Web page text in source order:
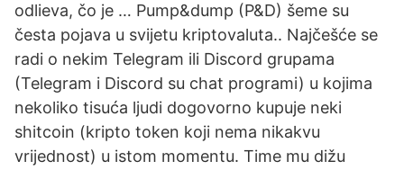
odlieva, čo je … Pump&dump (P&D) šeme su
česta pojava u svijetu kriptovaluta.. Najčešće se
radi o nekim Telegram ili Discord grupama
(Telegram i Discord su chat programi) u kojima
nekoliko tisuća ljudi dogovorno kupuje neki
shitcoin (kripto token koji nema nikakvu
vrijednost) u istom momentu. Time mu dižu